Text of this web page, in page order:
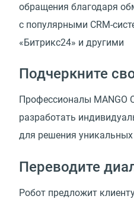
обращения благодаря
с популярными CRM-
«Битрикс24» и другими
Подчеркните
Профессионалы MANGO
разработать
для решения
Переводите
Робот предложит